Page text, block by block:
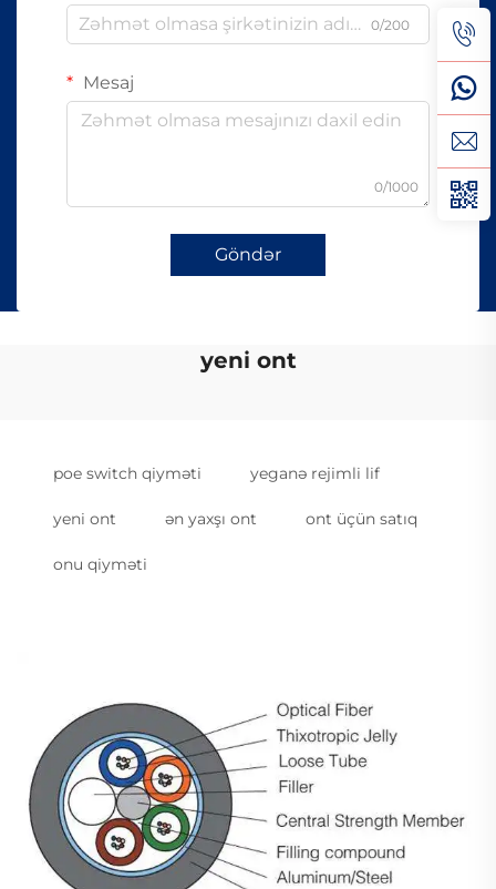
0/200
Mesaj
0/1000
Göndər
yeni ont
poe switch qiyməti yeganə rejimli lif
yeni ont ən yaxşı ont ont üçün satıq
onu qiyməti